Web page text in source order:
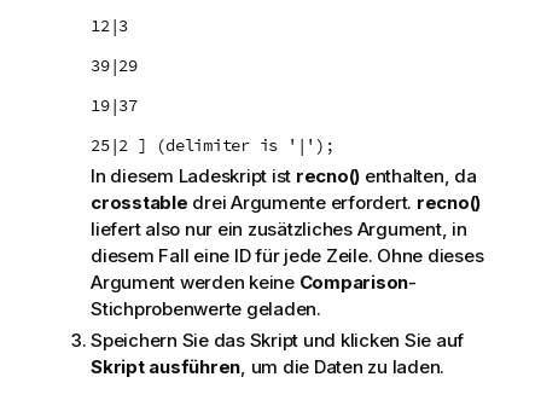
12|3
39|29
19|37
25|2 ] (delimiter is '|');
In diesem Ladeskript ist recno() enthalten, da
crosstable drei Argumente erfordert. recno()
liefert also nur ein zusätzliches Argument, in
diesem Fall eine ID für jede Zeile. Ohne dieses
Argument werden keine Comparison-
Stichprobenwerte geladen.
Speichern Sie das Skript und klicken Sie auf
Skript ausführen , um die Daten zu laden.